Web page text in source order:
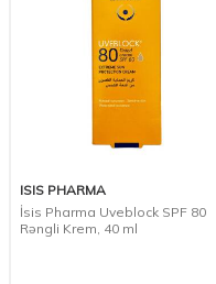
ISIS PHARMA
İsis Pharma Uveblock SPF 80
Rəngli Krem, 40 ml